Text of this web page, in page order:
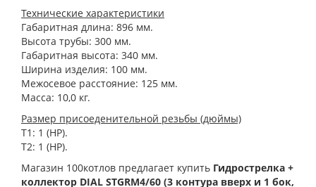
Технические характеристики
Габаритная длина: 896 мм.
Высота трубы: 300 мм.
Габаритная высота: 340 мм.
Ширина изделия: 100 мм.
Межосевое расстояние: 125 мм.
Масса: 10,0 кг.
Размер присоеденительной резьбы (дюймы)
Т1: 1 (НР).
Т2: 1 (НР).
Магазин 100котлов предлагает купить Гидрострелка +
коллектор DIAL STGRM4/60 (3 контура вверх и 1 бок,